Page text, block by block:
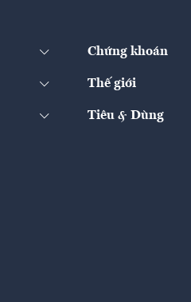
Chứng khoán
Thế giới
Tiêu & Dùng